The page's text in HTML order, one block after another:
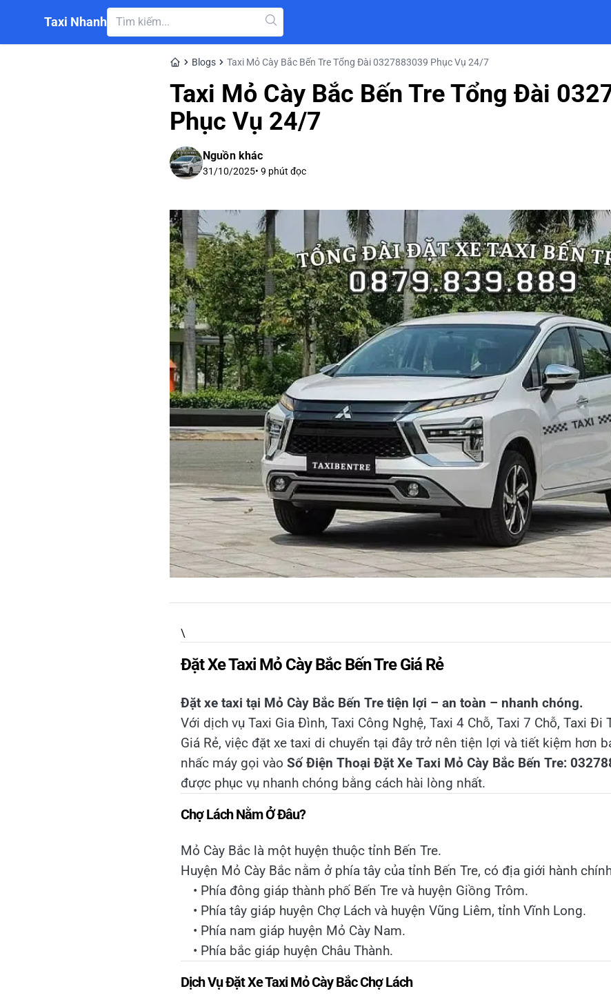
Taxi Nhanh
Blogs Taxi Mỏ Cày Bắc Bến Tre Tổng Đài 0327883039 Phục Vụ 24/7
Taxi Mỏ Cày Bắc Bến Tre Tổng Đài
Phục Vụ 24/7
Nguồn khác
31/10/2025• 9 phút đọc
\
Đặt Xe Taxi Mỏ Cày Bắc Bến Tre Giá Rẻ
Đặt xe taxi tại Mỏ Cày Bắc Bến Tre tiện lợi – an toàn – nhanh chóng.
Với dịch vụ Taxi Gia Đình, Taxi Công Nghệ, Taxi 4 Chỗ, Taxi 7 Chỗ, Taxi Đi
Giá Rẻ, việc đặt xe taxi di chuyển tại đây trở nên tiện lợi và tiết kiệm hơn
nhấc máy gọi vào Số Điện Thoại Đặt Xe Taxi Mỏ Cày Bắc Bến Tre:
được phục vụ nhanh chóng bằng cách hài lòng nhất.
Chợ Lách Nằm Ở Đâu?
Mỏ Cày Bắc là một huyện thuộc tỉnh Bến Tre.
Huyện Mỏ Cày Bắc nằm ở phía tây của tỉnh Bến Tre, có địa giới hành
• Phía đông giáp thành phố Bến Tre và huyện Giồng Trôm.
• Phía tây giáp huyện Chợ Lách và huyện Vũng Liêm, tỉnh Vĩnh Long.
• Phía nam giáp huyện Mỏ Cày Nam.
• Phía bắc giáp huyện Châu Thành.
Dịch Vụ Đặt Xe Taxi Mỏ Cày Bắc Chợ Lách